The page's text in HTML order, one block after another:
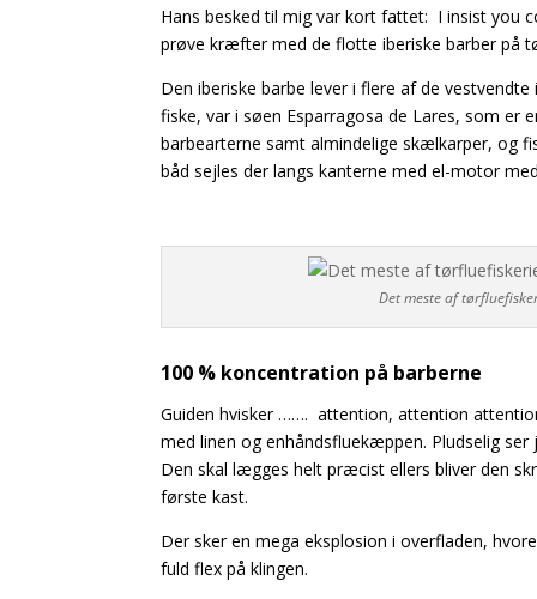
Hans besked til mig var kort fattet: I insist you
prøve kræfter med de flotte iberiske barber på
Den iberiske barbe lever i flere af de
fiske, var i søen Esparragosa de Lares, som er
barbearterne samt almindelige skælkarper, og
båd sejles der langs kanterne med el-motor
Det meste af
100 % koncentration på barberne
Guiden hvisker ……. attention, attention
med linen og enhåndsfluekæppen. Pludselig
Den skal lægges helt præcist ellers bliver den
første kast.
Der sker en mega eksplosion i overfladen,
fuld flex på klingen.